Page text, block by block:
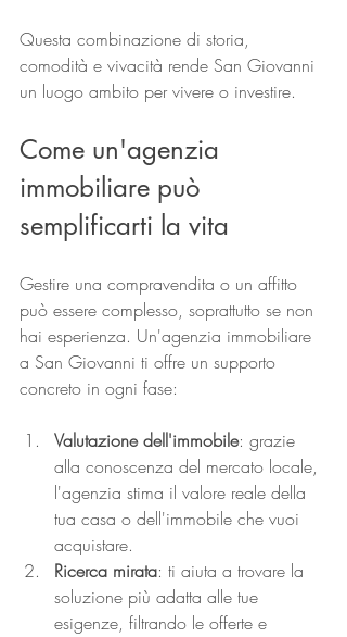
Questa combinazione di storia,
comodità e vivacità rende San Giovanni
un luogo ambito per vivere o investire.
Come un'agenzia
immobiliare può
semplificarti la vita
Gestire una compravendita o un affitto
può essere complesso, soprattutto se non
hai esperienza. Un'agenzia immobiliare
a San Giovanni ti offre un supporto
concreto in ogni fase:
Valutazione dell'immobile: grazie
alla conoscenza del mercato locale,
l'agenzia stima il valore reale della
tua casa o dell'immobile che vuoi
acquistare.
Ricerca mirata: ti aiuta a trovare la
soluzione più adatta alle tue
esigenze, filtrando le offerte e